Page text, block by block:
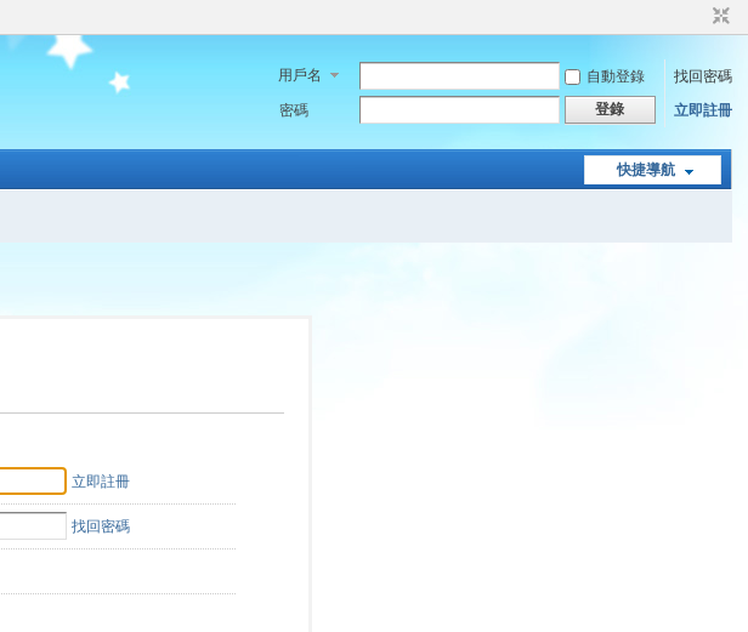
用戶名 自動登錄
找回密碼
密碼
登錄 立即註冊
快捷導航
立即註冊
找回密碼